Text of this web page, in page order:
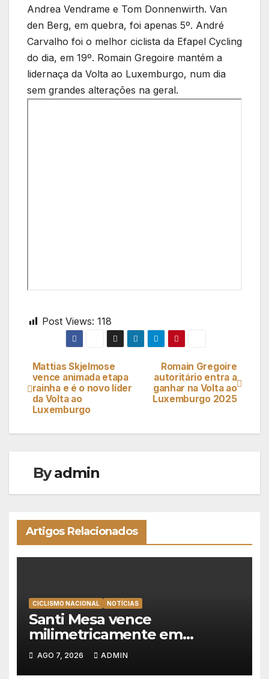
Andrea Vendrame e Tom Donnenwirth. Van
den Berg, em quebra, foi apenas 5º. André
Carvalho foi o melhor ciclista da Efapel Cycling
do dia, em 19º. Romain Gregoire mantém a
lidernaça da Volta ao Luxemburgo, num dia
sem grandes alterações na geral.
Post Views: 118
Navegação
de
artigos
Romain Gregoire
autoritário entra a
ganhar na Volta ao
Luxemburgo 2025
Mattias Skjelmose
vence animada etapa
rainha e é o novo líder
da Volta ao
Luxemburgo
Byadmin
Artigos Relacionados
CICLISMO NACIONAL NOTÍCIAS
Santi Mesa vence
milimetricamente em
Albufeira, Rui Oliveira
mantém a amarela da Volta a
AGO 7, 2026 ADMIN